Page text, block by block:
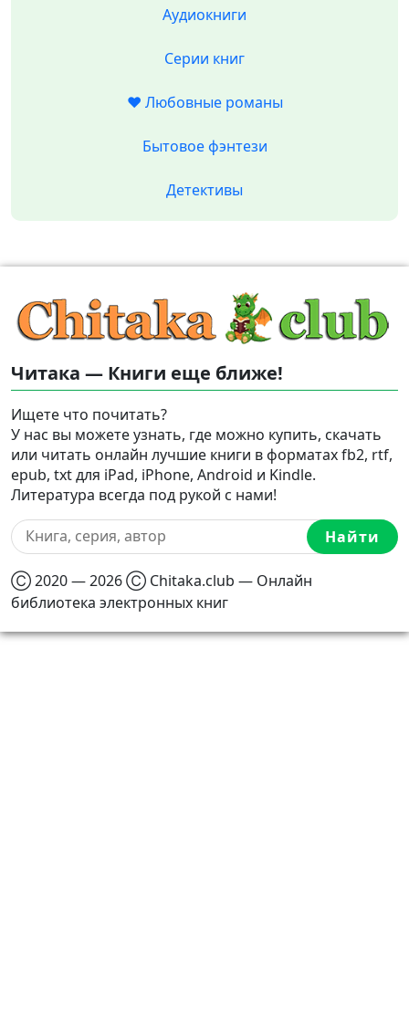
Аудиокниги
Серии книг
❤️ Любовные романы
Бытовое фэнтези
Детективы
Читака — Книги еще ближе!
Ищете что почитать?
У нас вы можете узнать, где можно купить, скачать
или читать онлайн лучшие книги в форматах fb2, rtf,
epub, txt для iPad, iPhone, Android и Kindle.
Литература всегда под рукой с нами!
Найти
Ⓒ 2020 — 2026 Ⓒ Chitaka.club — Онлайн
библиотека электронных книг